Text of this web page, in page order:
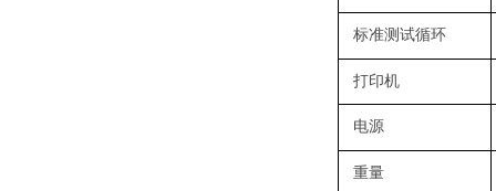
标准测试循环
打印机
电源
重量